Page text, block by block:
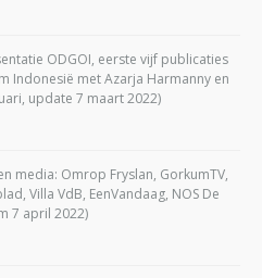
ODGOI, eerste vijf publicaties
Indonesië met Azarja Harmanny en
update 7 maart 2022)
media: Omrop Fryslan, GorkumTV,
Villa VdB, EenVandaag, NOS De
7 april 2022)